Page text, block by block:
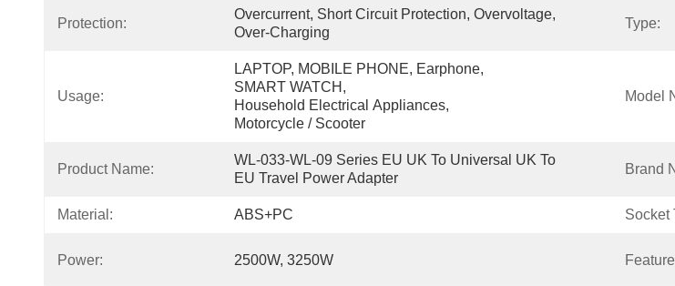
Protection:
Overcurrent, Short Circuit Protection, Overvoltage,
Over-Charging
Type:
Usage:
LAPTOP, MOBILE PHONE, Earphone,
SMART WATCH,
Household Electrical Appliances,
Motorcycle / Scooter
Model
Product Name:
WL-033-WL-09 Series EU UK To Universal UK To
EU Travel Power Adapter
Brand
Material: ABS+PC Socket
Power: 2500W, 3250W